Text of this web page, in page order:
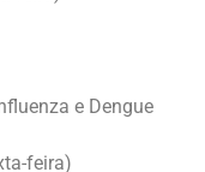
e Dengue
feira)